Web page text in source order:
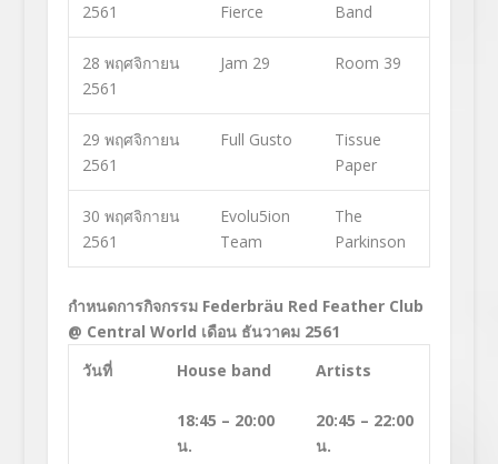
2561
Fierce
Band
28 พฤศจิกายน
2561
Jam 29 Room 39
29 พฤศจิกายน
2561
Full Gusto
Tissue
Paper
30 พฤศจิกายน
2561
Evolu5ion
Team
The
Parkinson
กำหนดการกิจกรรม Federbräu Red Feather Club
@ Central World เดือน ธันวาคม 2561
วันที่
House band
18:45 – 20:00
น.
Artists
20:45 – 22:00
น.